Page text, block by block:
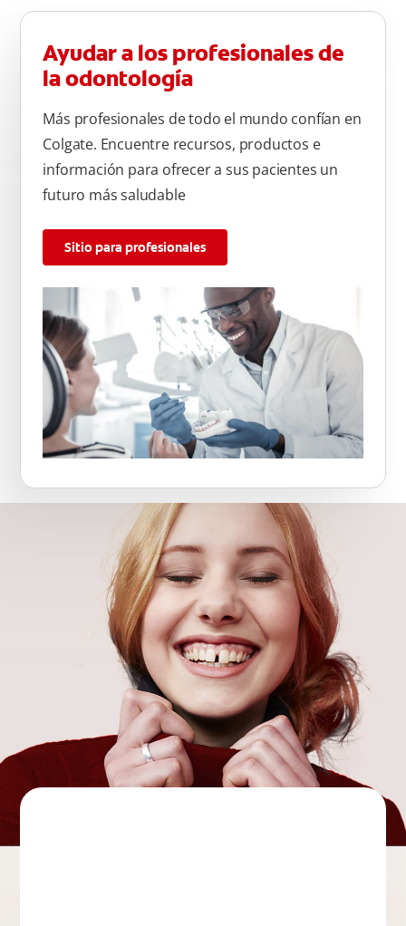
Ayudar a los profesionales de
la odontología
Más profesionales de todo el mundo confían en
Colgate. Encuentre recursos, productos e
información para ofrecer a sus pacientes un
futuro más saludable
Sitio para profesionales